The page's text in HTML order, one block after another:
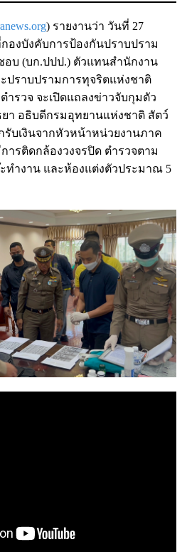
) รายงานว่า วันที่ 27
กองบังคับการป้องกันปราบปราม
บ (บก.ปปป.) ตัวแทนสำนักงาน
ปราบปรามการทุจริตแห่งชาติ
ำรวจ จะเปิดแถลงข่าวจับกุมตัว
า อธิบดีกรมอุทยานแห่งชาติ สัตว์
บเงินจากหัวหน้าหน่วยงานภาค
รติดกล้องวงจรปิด ตำรวจตาม
ทำงาน และห้องแต่งตัวประมาณ 5